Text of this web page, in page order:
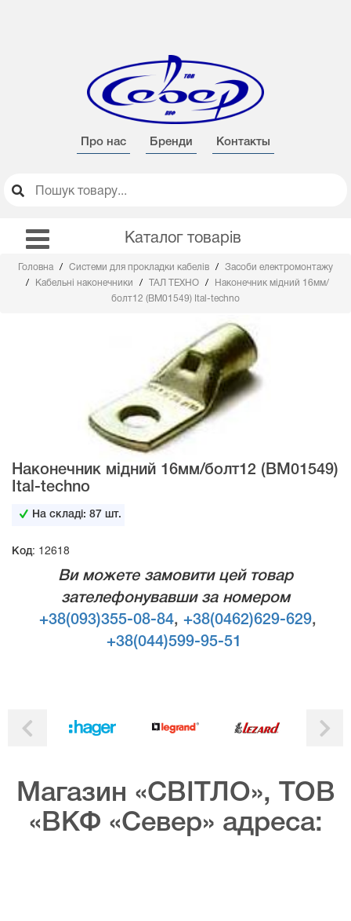
Про нас Бренди Контакты
Каталог товарів
Головна Системи для прокладки кабелів
Засоби електромонтажу
Кабельні наконечники
ТАЛ ТЕХНО
Наконечник мідний 16мм/
болт12 (ВМ01549) Ital-techno
Наконечник мідний 16мм/болт12 (ВМ01549)
Ital-techno
На складі:87 шт.
Код: 12618
Ви можете замовити цей товар
зателефонувавши за номером
+38(093)355-08-84, +38(0462)629-629,
+38(044)599-95-51
Магазин «СВІТЛО», ТОВ
«ВКФ «Север» адреса: